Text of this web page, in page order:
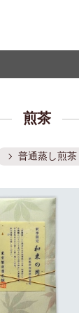
煎茶
普通蒸し煎茶